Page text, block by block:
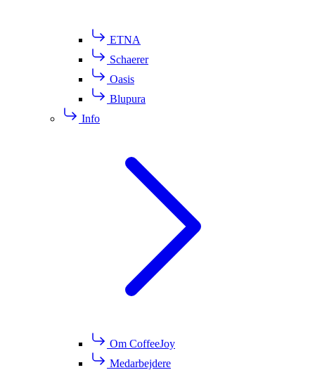
ETNA
Schaerer
Oasis
Blupura
Info
Om CoffeeJoy
Medarbejdere